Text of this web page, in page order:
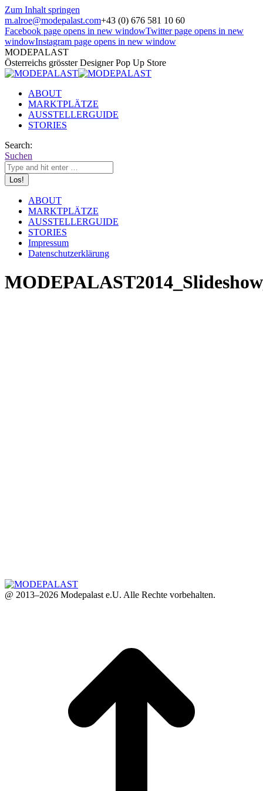
Zum Inhalt springen
m.alroe@modepalast.com+43 (0) 676 581 10 60
Facebook page opens in new windowTwitter page opens in new
windowInstagram page opens in new window
MODEPALAST
Österreichs grösster Designer Pop Up Store
ABOUT
MARKTPLÄTZE
AUSSTELLERGUIDE
STORIES
Search:
Suchen
ABOUT
MARKTPLÄTZE
AUSSTELLERGUIDE
STORIES
Impressum
Datenschutzerklärung
@ 2013–2026 Modepalast e.U. Alle Rechte vorbehalten.